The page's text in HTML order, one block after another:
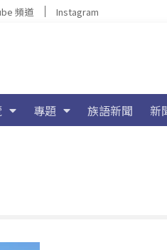
頻道 Instagram
專題 族語新聞 新